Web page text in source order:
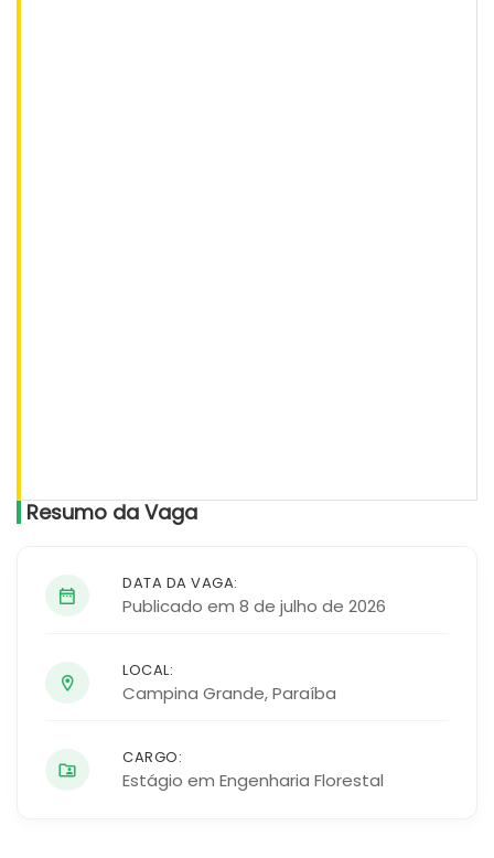
Resumo da Vaga
DATA DA VAGA:
Publicado em 8 de julho de 2026
LOCAL:
Campina Grande,Paraíba
CARGO:
Estágio em Engenharia Florestal